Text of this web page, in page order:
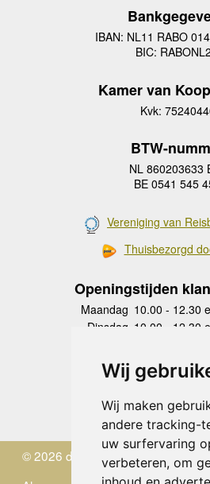
Wij
Wij maken
andere tracking-
uw surfervaring
verbeteren, om
IBAN: NL11 RABO
BIC:
Kamer van
Kvk:
BTW-
NL 860203633
BE 0541 545
Vereniging van
Thuisbezorgd
Openingstijden
Maandag 10.00 - 12.30
Dinsdag 10.00 - 12.30
Donderdag
10.00 - 12.30
Vrijdag 10.00 - 12.30
Zaterdag
Zondag
© 2026 de Zwerver